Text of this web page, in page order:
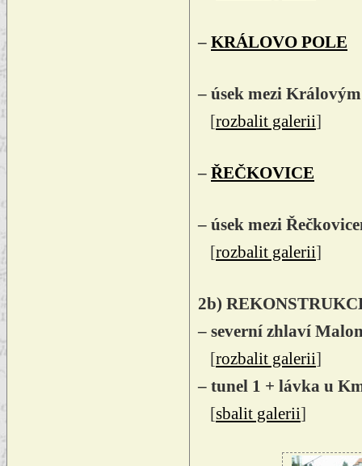
– KRÁLOVO POLE
– úsek mezi
[rozbalit galerii]
– ŘEČKOVICE
– úsek mezi
[rozbalit galerii]
2b)
– severní zhlaví
[rozbalit galerii]
– tunel 1 + lávka u
[sbalit galerii]